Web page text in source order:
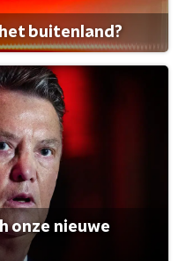
buitenland?
onze nieuwe